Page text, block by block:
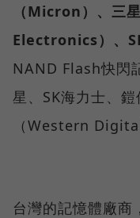
（Micron）、三
Electronics）、
NAND Flash快閃
星、SK海力士、
（Western
台灣的記憶體廠商